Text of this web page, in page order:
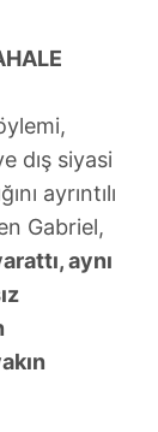
dış siyasi
ayrıntılı
Gabriel,
aynı